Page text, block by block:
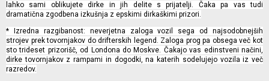
lahko sami oblikujete dirke in jih delite s prijatelji. Čaka pa vas tudi
dramatična zgodbena izkušnja z epskimi dirkaškimi prizori.
* Izredna razgibanost: neverjetna zaloga vozil sega od najsodobnejših
strojev prek tovornjakov do drifterskih legend. Zaloga prog pa obsega več kot
sto trideset prizorišč, od Londona do Moskve. Čakajo vas edinstveni načini,
dirke tovornjakov z rampami in dogodki, na katerih sodelujejo vozila iz več
razredov.